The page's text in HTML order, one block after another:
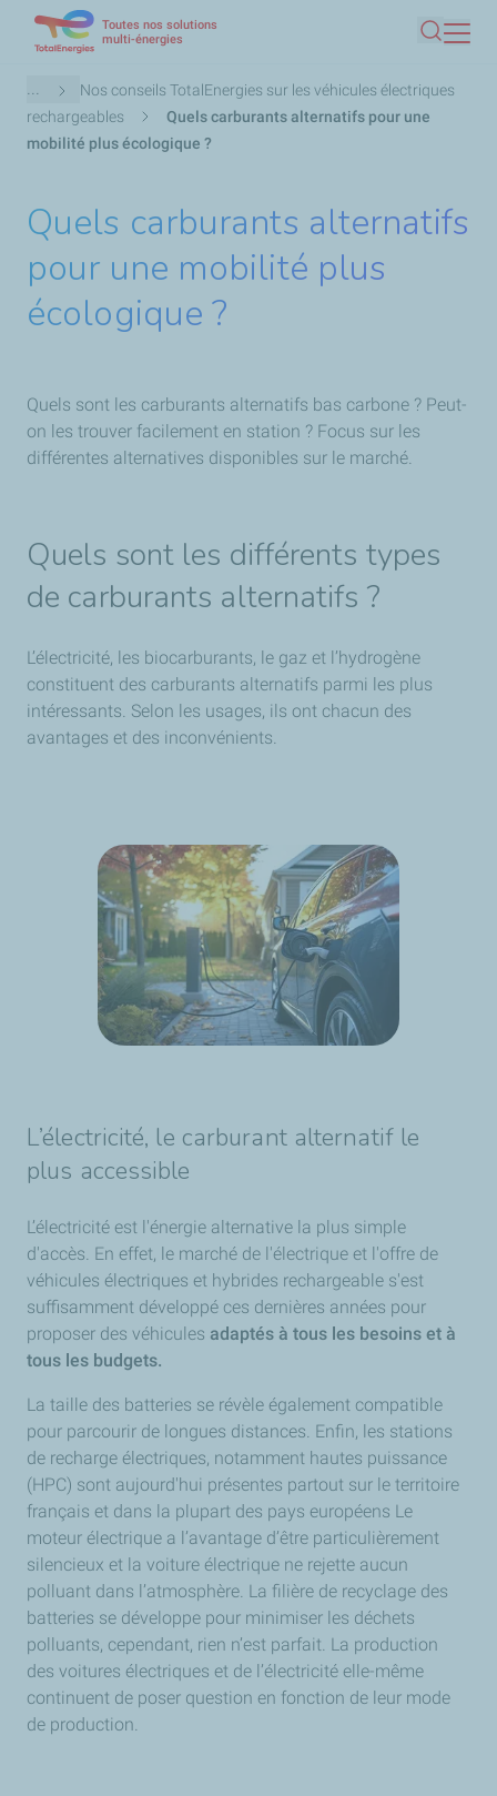
contenu
principal
Toutes nos solutions
multi-énergies
Fil
d'Ariane
...
Nos conseils TotalEnergies sur les véhicules électriques
rechargeables
Quels carburants alternatifs pour une
mobilité plus écologique ?
Quels carburants alternatifs
pour une mobilité plus
écologique ?
Quels sont les carburants alternatifs bas carbone ? Peut-
on les trouver facilement en station ? Focus sur les
différentes alternatives disponibles sur le marché.
Quels sont les différents types
de carburants alternatifs ?
L’électricité, les biocarburants, le gaz et l’hydrogène
constituent des carburants alternatifs parmi les plus
intéressants. Selon les usages, ils ont chacun des
avantages et des inconvénients.
L’électricité, le carburant alternatif le
plus accessible
L’électricité est l'énergie alternative la plus simple
d'accès. En effet, le marché de l'électrique et l'offre de
véhicules électriques et hybrides rechargeable s'est
suffisamment développé ces dernières années pour
proposer des véhicules adaptés à tous les besoins et à
tous les budgets.
La taille des batteries se révèle également compatible
pour parcourir de longues distances. Enfin, les stations
de recharge électriques, notamment hautes puissance
(HPC) sont aujourd'hui présentes partout sur le territoire
français et dans la plupart des pays européens Le
moteur électrique a l’avantage d’être particulièrement
silencieux et la voiture électrique ne rejette aucun
polluant dans l’atmosphère. La filière de recyclage des
batteries se développe pour minimiser les déchets
polluants, cependant, rien n’est parfait. La production
des voitures électriques et de l’électricité elle-même
continuent de poser question en fonction de leur mode
de production.